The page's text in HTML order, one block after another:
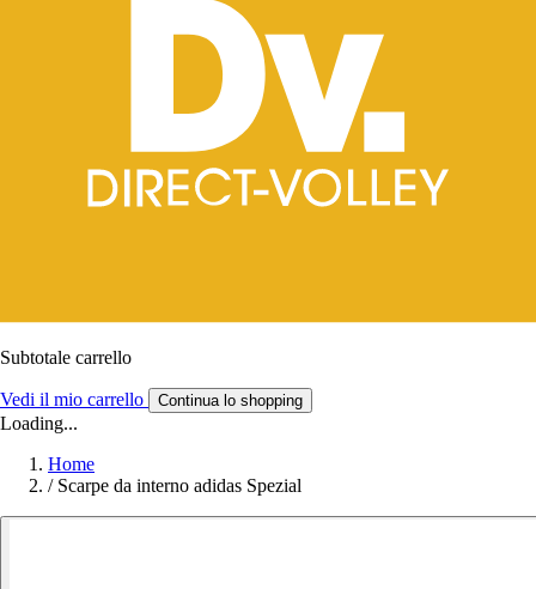
Subtotale carrello
Vedi il mio carrello Continua lo shopping
Loading...
Home
/ Scarpe da interno adidas Spezial